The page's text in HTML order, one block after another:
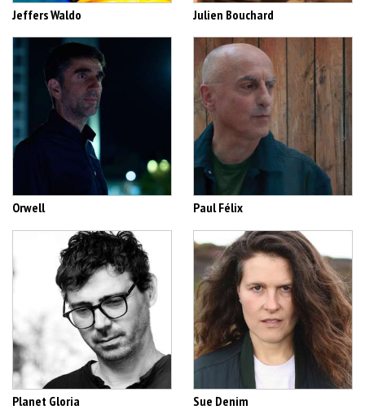
Jeffers Waldo Julien Bouchard
Orwell Paul Félix
Planet Gloria Sue Denim